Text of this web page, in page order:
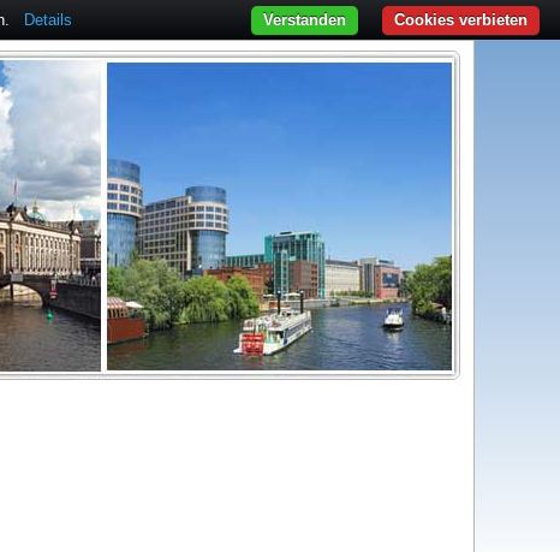
Details Cookies verbieten
Verstanden